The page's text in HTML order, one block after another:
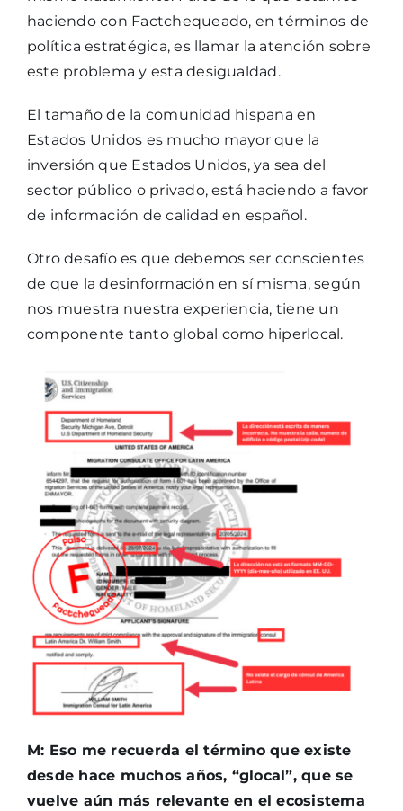
haciendo con Factchequeado, en términos de
política estratégica, es llamar la atención sobre
este problema y esta desigualdad.
El tamaño de la comunidad hispana en
Estados Unidos es mucho mayor que la
inversión que Estados Unidos, ya sea del
sector público o privado, está haciendo a favor
de información de calidad en español.
Otro desafío es que debemos ser conscientes
de que la desinformación en sí misma, según
nos muestra nuestra experiencia, tiene un
componente tanto global como hiperlocal.
M: Eso me recuerda el término que existe
desde hace muchos años, “glocal”, que se
vuelve aún más relevante en el ecosistema